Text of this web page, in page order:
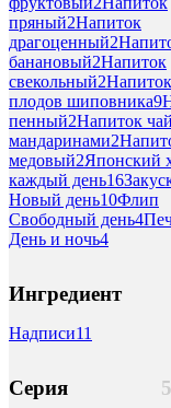
пряный2Напиток
драгоценный2
банановый2Напиток
свекольный2
плодов шиповника9
пенный2Напиток
мандаринами2
медовый2Японский
каждый день16
Новый день10Флип
Свободный день4
День и ночь4
Ингредиент
Надписи11
Серия